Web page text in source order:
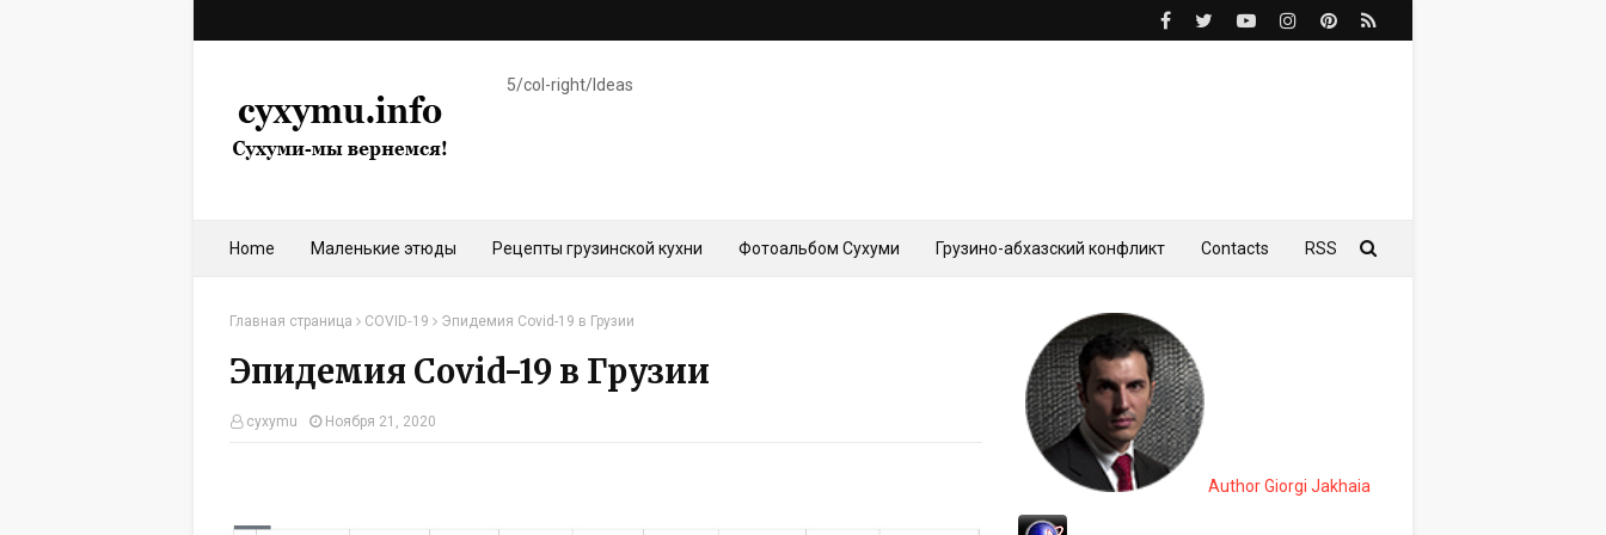
5/col-right/Ideas
Home Маленькие этюды Рецепты грузинской кухни Фотоальбом Сухуми Грузино-абхазский конфликт Contacts RSS
Главная страница COVID‑19 Эпидемия Covid-19 в Грузии
Эпидемия Covid-19 в Грузии
cyxymu Ноября 21, 2020
Author Giorgi Jakhaia